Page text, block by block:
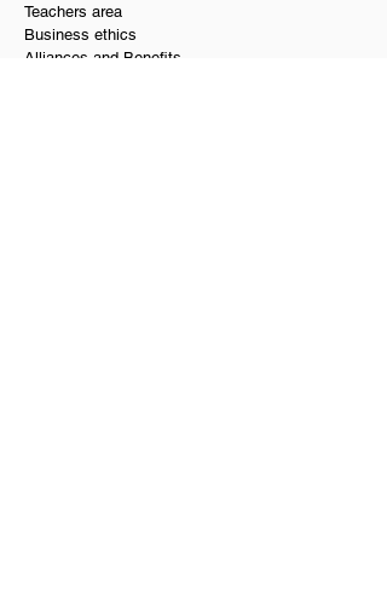
Teachers area
Business ethics
Alliances and Benefits